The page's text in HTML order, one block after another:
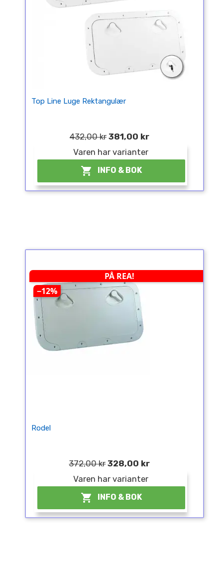
Top Line Luge Rektangulær
432,00 kr 381,00 kr
Varen har varianter
 INFO & BOK
PÅ REA!
−12%
Rodel
372,00 kr 328,00 kr
Varen har varianter
 INFO & BOK